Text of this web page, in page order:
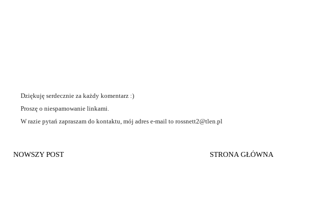
Dziękuję serdecznie za każdy komentarz :)
Proszę o niespamowanie linkami.
W razie pytań zapraszam do kontaktu, mój adres e-mail to rossnett2@tlen.pl
NOWSZY POST STRONA GŁÓWNA